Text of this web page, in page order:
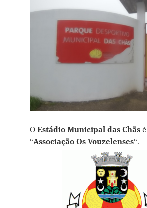
O Estádio Municipal das Chãsé
“Associação Os Vouzelenses“.